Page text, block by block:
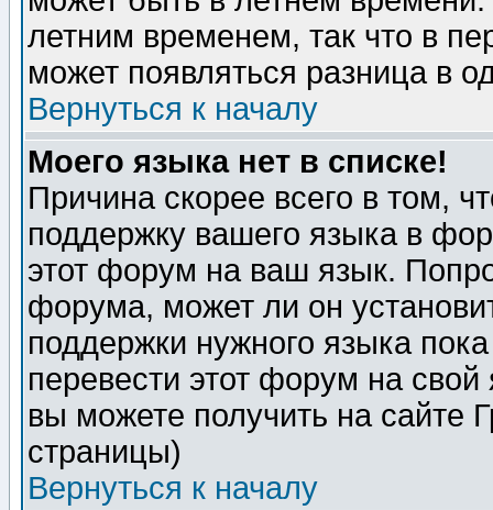
летним временем, так что в
может появляться разница в
Вернуться к началу
Моего языка нет в списке!
Причина скорее всего в том,
поддержку вашего языка в
этот форум на ваш язык.
форума, может ли он
поддержки нужного языка
перевести этот форум на
вы можете получить на сайте
страницы)
Вернуться к началу